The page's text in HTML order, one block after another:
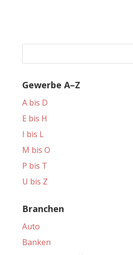
Gewerbe A–Z
A bis D
E bis H
I bis L
M bis O
P bis T
U bis Z
Branchen
Auto
Banken